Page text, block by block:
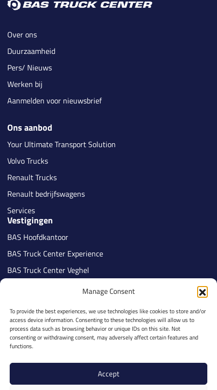
Manage Consent
To provide the best experiences, we use technologies like cookies to store and/or
access device information. Consenting to these technologies will allow us to
process data such as browsing behavior or unique IDs on this site. Not
consenting or withdrawing consent, may adversely affect certain features and
functions.
Accept
Over ons
Duurzaamheid
Pers/ Nieuws
Werken bij
Aanmelden voor nieuwsbrief
Ons aanbod
Your Ultimate Transport Solution
Volvo Trucks
Renault Trucks
Renault bedrijfswagens
Services
Vestigingen
BAS Hoofdkantoor
BAS Truck Center Experience
BAS Truck Center Veghel
BAS Truck Center Tilburg
BAS Truck Center Veldhoven
Volg ons